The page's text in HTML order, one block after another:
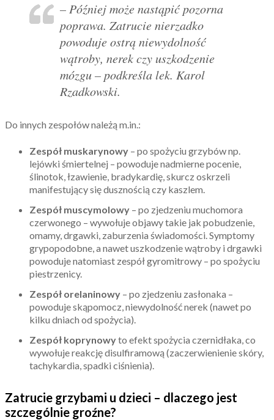
– Później może nastąpić pozorna
poprawa. Zatrucie nierzadko
powoduje ostrą niewydolność
wątroby, nerek czy uszkodzenie
mózgu – podkreśla lek. Karol
Rzadkowski.
Do innych zespołów należą m.in.:
Zespół muskarynowy – po spożyciu grzybów np.
lejówki śmiertelnej – powoduje nadmierne pocenie,
ślinotok, łzawienie, bradykardię, skurcz oskrzeli
manifestujący się dusznością czy kaszlem.
Zespół muscymolowy – po zjedzeniu muchomora
czerwonego – wywołuje objawy takie jak pobudzenie,
omamy, drgawki, zaburzenia świadomości. Symptomy
grypopodobne, a nawet uszkodzenie wątroby i drgawki
powoduje natomiast zespół gyromitrowy – po spożyciu
piestrzenicy.
Zespół orelaninowy – po zjedzeniu zasłonaka –
powoduje skąpomocz, niewydolność nerek (nawet po
kilku dniach od spożycia).
Zespół koprynowyto efekt spożycia czernidłaka, co
wywołuje reakcję disulfiramową (zaczerwienienie skóry,
tachykardia, spadki ciśnienia).
Zatrucie grzybami u dzieci – dlaczego jest
szczególnie groźne?